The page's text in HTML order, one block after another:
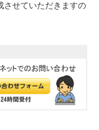
させていただきますの